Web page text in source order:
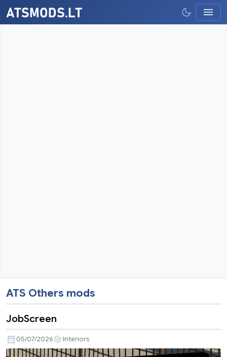
ATS Others mods
JobScreen
05/07/2026 Interiors